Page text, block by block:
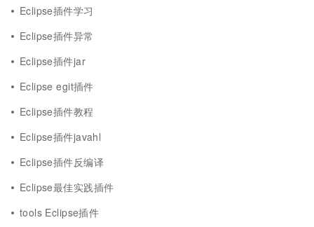
Eclipse插件学习
Eclipse插件异常
Eclipse插件jar
Eclipse egit插件
Eclipse插件教程
Eclipse插件javahl
Eclipse插件反编译
Eclipse最佳实践插件
tools Eclipse插件